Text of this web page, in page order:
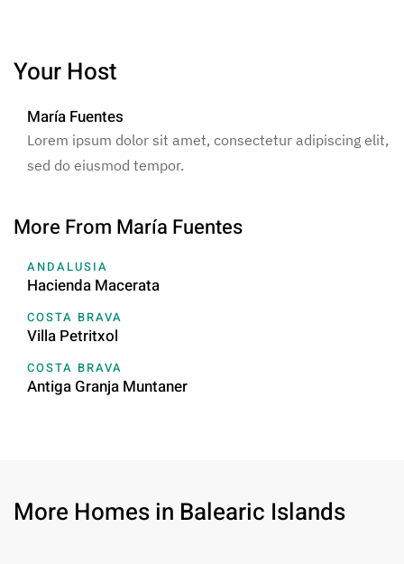
Your Host
María Fuentes
Lorem ipsum dolor sit amet, consectetur adipiscing elit,
sed do eiusmod tempor.
More From María Fuentes
ANDALUSIA
Hacienda Macerata
COSTA BRAVA
Villa Petritxol
COSTA BRAVA
Antiga Granja Muntaner
More Homes in Balearic Islands